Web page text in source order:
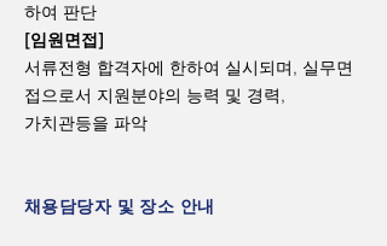
하여 판단
[임원면접]
서류전형 합격자에 한하여 실시되며, 실무면
접으로서 지원분야의 능력 및 경력,
가치관등을 파악
채용담당자 및 장소 안내